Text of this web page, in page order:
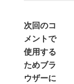
次回のコ
メントで
使用する
ためブラ
ウザーに